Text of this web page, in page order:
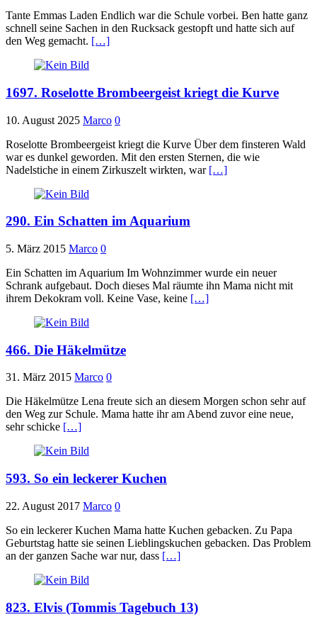
Tante Emmas Laden Endlich war die Schule vorbei. Ben hatte ganz
schnell seine Sachen in den Rucksack gestopft und hatte sich auf
den Weg gemacht. […]
1697. Roselotte Brombeergeist kriegt die Kurve
10. August 2025 Marco 0
Roselotte Brombeergeist kriegt die Kurve Über dem finsteren Wald
war es dunkel geworden. Mit den ersten Sternen, die wie
Nadelstiche in einem Zirkuszelt wirkten, war […]
290. Ein Schatten im Aquarium
5. März 2015 Marco 0
Ein Schatten im Aquarium Im Wohnzimmer wurde ein neuer
Schrank aufgebaut. Doch dieses Mal räumte ihn Mama nicht mit
ihrem Dekokram voll. Keine Vase, keine […]
466. Die Häkelmütze
31. März 2015 Marco 0
Die Häkelmütze Lena freute sich an diesem Morgen schon sehr auf
den Weg zur Schule. Mama hatte ihr am Abend zuvor eine neue,
sehr schicke […]
593. So ein leckerer Kuchen
22. August 2017 Marco 0
So ein leckerer Kuchen Mama hatte Kuchen gebacken. Zu Papa
Geburtstag hatte sie seinen Lieblingskuchen gebacken. Das Problem
an der ganzen Sache war nur, dass […]
823. Elvis (Tommis Tagebuch 13)